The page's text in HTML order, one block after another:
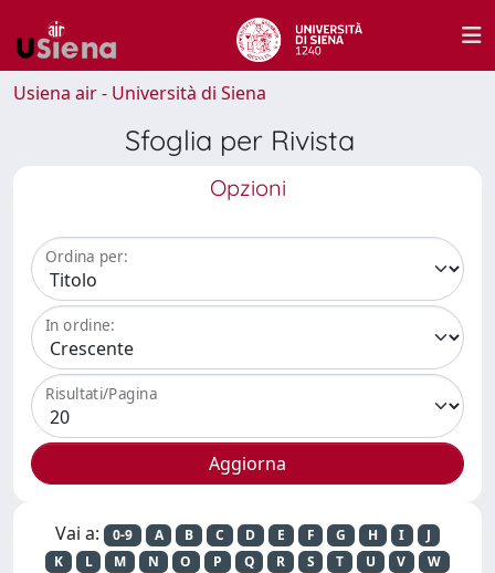
Usiena air - Università di Siena
Sfoglia per Rivista
Opzioni
Ordina per:
In ordine:
Risultati/Pagina
Vai a: 0-9 A B C D E F G H I
J
K
L M N O P Q R S T U V
W